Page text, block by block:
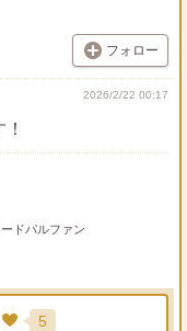
フォロー
2026/2/22 00:17
ドパルファン
5